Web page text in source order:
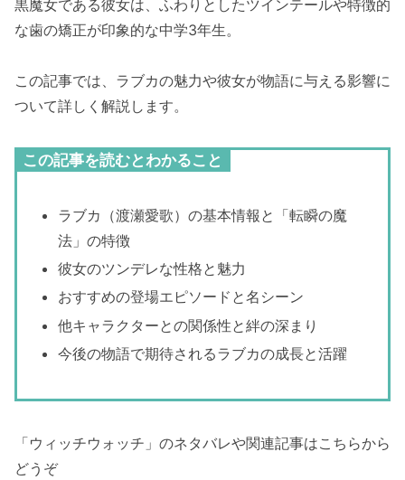
黒魔女である彼女は、ふわりとしたツインテールや特徴的
な歯の矯正が印象的な中学3年生。
この記事では、ラブカの魅力や彼女が物語に与える影響に
ついて詳しく解説します。
この記事を読むとわかること
ラブカ（渡瀬愛歌）の基本情報と「転瞬の魔
法」の特徴
彼女のツンデレな性格と魅力
おすすめの登場エピソードと名シーン
他キャラクターとの関係性と絆の深まり
今後の物語で期待されるラブカの成長と活躍
「ウィッチウォッチ」のネタバレや関連記事はこちらから
どうぞ